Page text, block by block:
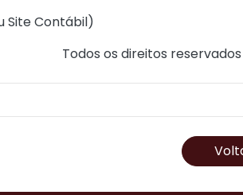
Site Contábil)
Todos os direitos